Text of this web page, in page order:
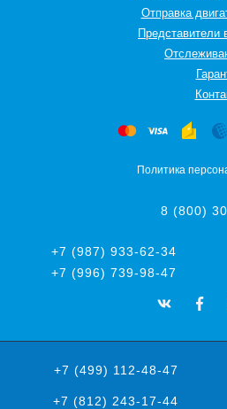
Отправка
Представители
Политика
8 (800)
+7 (987) 933-62-34
+7 (996) 739-98-47
+7 (499) 112-48-47
+7 (812) 243-17-44